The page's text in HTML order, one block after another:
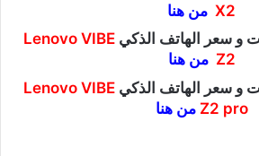
X2 من هنا
و سعر الهاتف الذكيLenovo VIBE
Z2 من هنا
و سعر الهاتف الذكيLenovo VIBE
Z2 pro من هنا